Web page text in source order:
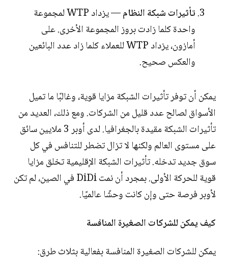
تأثيرات شبكة النظام
— يزداد WTP لمجموعة
واحدة كلما زادت بروز المجموعة الأخرى. على
أمازون، يزداد WTP للعملاء كلما زاد عدد البائعين
والعكس صحيح.
يمكن أن توفر تأثيرات الشبكة مزايا قوية، وغالبًا ما تميل
الأسواق لصالح عدد قليل من الشركات. ومع ذلك، العديد من
تأثيرات الشبكة مقيدة بالجغرافيا. لدى أوبر 3 ملايين سائق
على مستوى العالم ولكنها لا تزال تضطر للتنافس في كل
سوق جديد تدخله. تأثيرات الشبكة الإقليمية تخلق مزايا
قوية للحركة الأولى. بمجرد أن نمت DiDi في الصين، لم تكن
لأوبر فرصة حتى وإن كانت وحشًا عالميًا.
كيف يمكن للشركات الصغيرة المنافسة
يمكن للشركات الصغيرة المنافسة بفعالية بثلاث طرق: